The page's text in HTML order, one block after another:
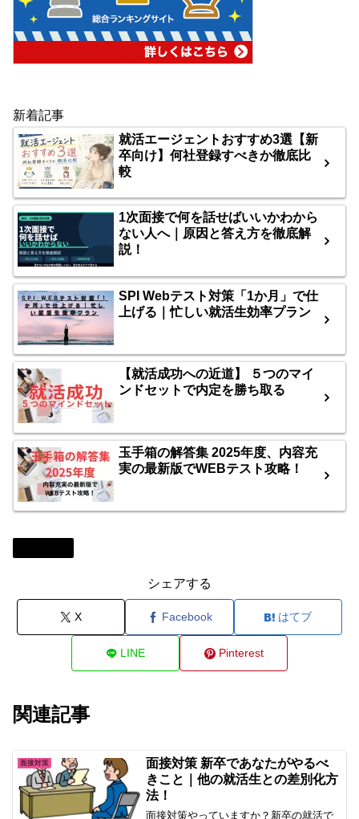
新着記事
就活エージェントおすすめ3選【新
卒向け】何社登録すべきか徹底比
較
1次面接で何を話せばいいかわから
ない人へ｜原因と答え方を徹底解
説！
SPI Webテスト対策「1か月」で仕
上げる｜忙しい就活生効率プラン
【就活成功への近道】 ５つのマイ
ンドセットで内定を勝ち取る
玉手箱の解答集 2025年度、内容充
実の最新版でWEBテスト攻略！
シェアする
X Facebook はてブ
LINE Pinterest
関連記事
面接対策
面接対策 新卒であなたがやるべ
きこと｜他の就活生との差別化方
法！
面接対策やっていますか？新卒の就活で